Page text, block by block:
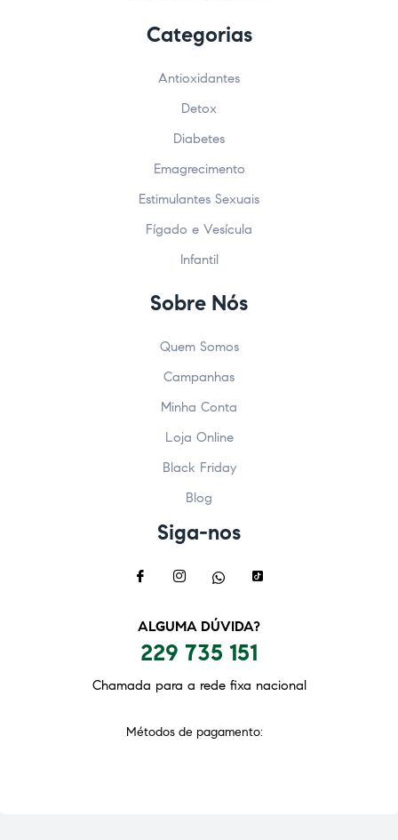
Categorias
Antioxidantes
Detox
Diabetes
Emagrecimento
Estimulantes Sexuais
Fígado e Vesícula
Infantil
Sobre Nós
Quem Somos
Campanhas
Minha Conta
Loja Online
Black Friday
Blog
Siga-nos
ALGUMA DÚVIDA?
229 735 151
Chamada para a rede fixa nacional
Métodos de pagamento: